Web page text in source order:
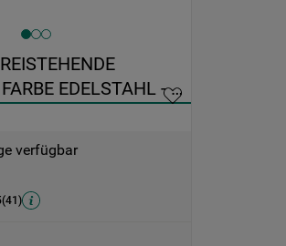
EDELSTAHL -
verfügbar
(41)